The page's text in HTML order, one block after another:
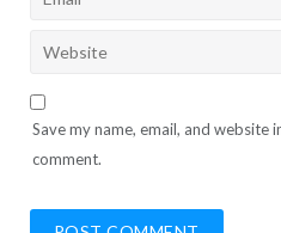
Save my name, email, and
comment.